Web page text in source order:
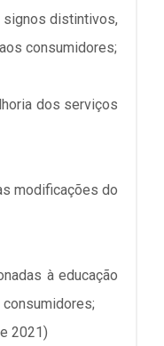
signos distintivos,
consumidores;
dos serviços
modificações do
à educação
2021)